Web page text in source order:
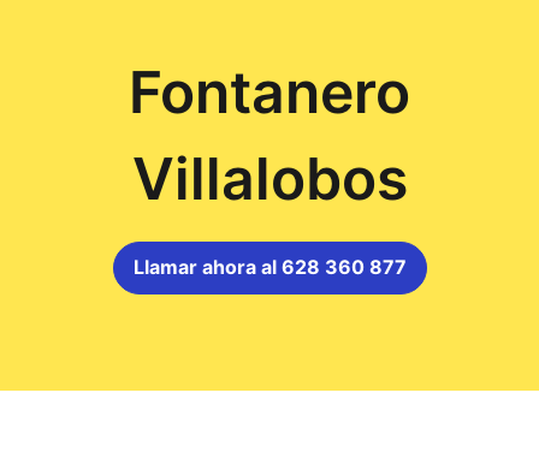
Fontanero
Villalobos
Llamar ahora al 628 360 877